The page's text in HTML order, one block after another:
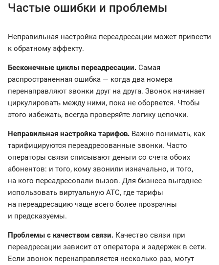
Частые ошибки и проблемы
Неправильная настройка переадресации может привести
к обратному эффекту.
Бесконечные циклы переадресации. Самая
распространенная ошибка — когда два номера
перенаправляют звонки друг на друга. Звонок начинает
циркулировать между ними, пока не оборвется. Чтобы
этого избежать, всегда проверяйте логику цепочки.
Неправильная настройка тарифов. Важно понимать, как
тарифицируются переадресованные звонки. Часто
операторы связи списывают деньги со счета обоих
абонентов: и того, кому звонили изначально, и того,
на кого переадресовали вызов. Для бизнеса выгоднее
использовать виртуальную АТС, где тарифы
на переадресацию чаще всего более прозрачны
и предсказуемы.
Проблемы с качеством связи. Качество связи при
переадресации зависит от оператора и задержек в сети.
Если звонок перенаправляется несколько раз, могут